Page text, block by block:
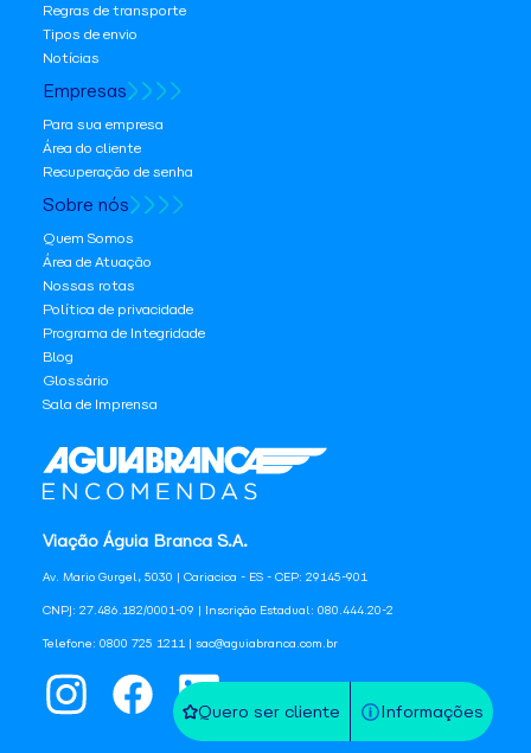
Quero ser cliente Informações
Viação Águia Branca S.A.
Av. Mario Gurgel, 5030 | Cariacica - ES - CEP: 29145-901
CNPJ: 27.486.182/0001-09 | Inscrição Estadual: 080.444.20-2
Telefone: 0800 725 1211 | sac@aguiabranca.com.br
Regras de transporte
Tipos de envio
Notícias
Empresas
Para sua empresa
Área do cliente
Recuperação de senha
Sobre nós
Quem Somos
Área de Atuação
Nossas rotas
Política de privacidade
Programa de Integridade
Blog
Glossário
Sala de Imprensa